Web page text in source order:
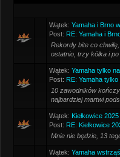
Wątek: Yamaha i Brno
Post: RE: Yamaha i
Rekordy bite co
ostatnio, trzy kółka i
Wątek: Yamaha tylko
Post: RE: Yamaha tylko
10 zawodników
najbardziej martwi
Wątek: Kiełkowice 2025
Post: RE: Kiełkowice
Mnie nie będzie, 13
Wątek: Yamaha